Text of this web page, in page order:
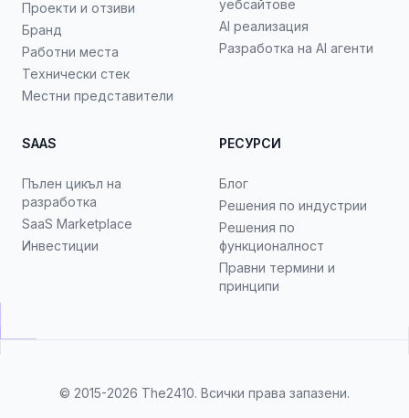
Проекти и отзиви
Бранд
Работни места
Технически стек
Местни представители
уебсайтове
AI реализация
Разработка на AI агенти
SAAS
Пълен цикъл на
разработка
SaaS Marketplace
Инвестиции
РЕСУРСИ
Блог
Решения по индустрии
Решения по
функционалност
Правни термини и
принципи
© 2015-2026 The2410. Всички права запазени.